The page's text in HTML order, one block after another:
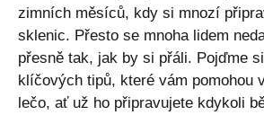
zimních měsíců, kdy si mnozí
sklenic. Přesto se mnoha lidem
přesně tak, jak by si přáli. Pojďme
klíčových tipů, které vám pomohou
lečo, ať už ho připravujete kdykoli